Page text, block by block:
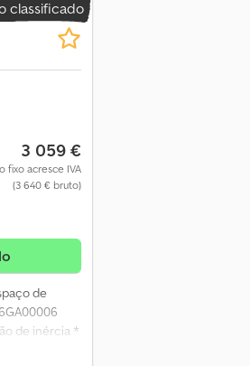
classificado
3 059 €
fixo acresce IVA
(3 640 € bruto)
de
de inércia *
guarda